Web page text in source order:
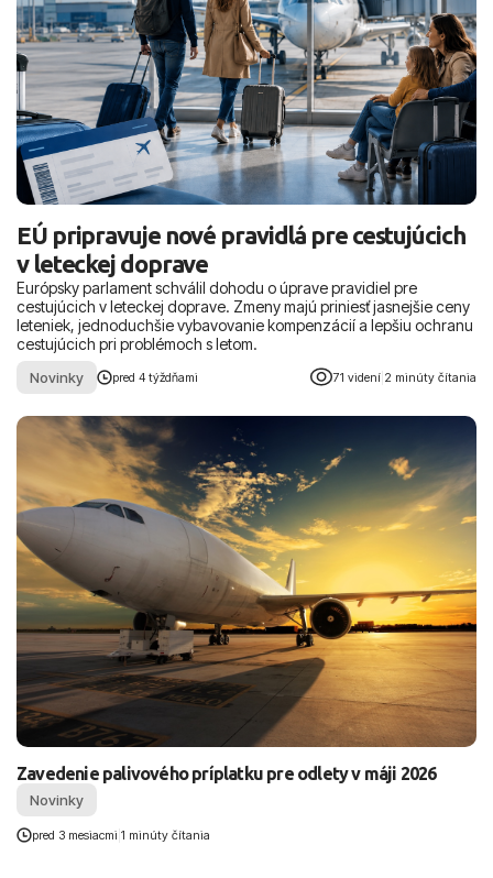
EÚ pripravuje nové pravidlá pre cestujúcich
v leteckej doprave
Európsky parlament schválil dohodu o úprave pravidiel pre
cestujúcich v leteckej doprave. Zmeny majú priniesť jasnejšie ceny
leteniek, jednoduchšie vybavovanie kompenzácií a lepšiu ochranu
cestujúcich pri problémoch s letom.
Novinky pred 4 týždňami 71 videní 2 minúty čítania
Zavedenie palivového príplatku pre odlety v máji 2026
Novinky
pred 3 mesiacmi 1 minúty čítania